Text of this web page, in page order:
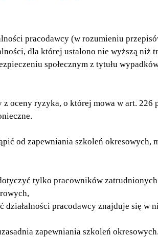
pracodawcy (w rozumieniu
dla której ustalono nie wyższą niż
społecznym z tytułu
oceny ryzyka, o której mowa w art. 226
od zapewniania szkoleń okresowych,
tylko pracowników
działalności pracodawcy znajduje się w
zapewniania szkoleń okresowych.